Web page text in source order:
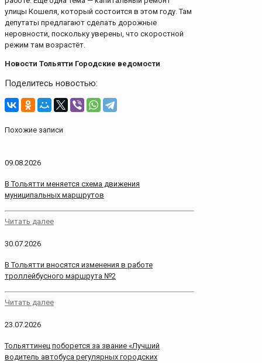
улицы Кошеля, который состоится в этом году. Там
депутаты предлагают сделать дорожные
неровности, поскольку уверены, что скоростной
режим там возрастёт.
Новости Тольятти Городские ведомости
Поделитесь новостью:
Похожие записи
09.08.2026
В Тольятти меняется схема движения
муниципальных маршрутов
Читать далее
30.07.2026
В Тольятти вносятся изменения в работе
троллейбусного маршрута №2
Читать далее
23.07.2026
Тольяттинец поборется за звание «Лучший
водитель автобуса регулярных городских